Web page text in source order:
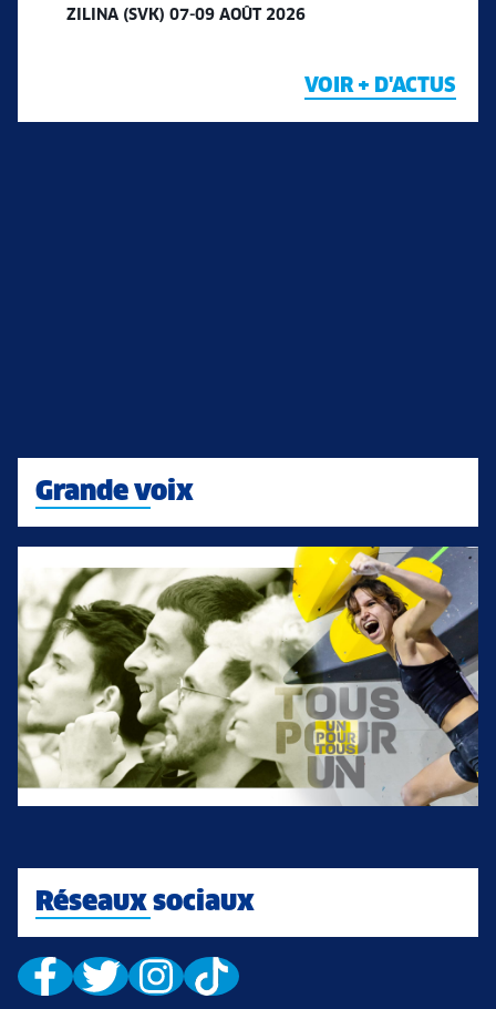
ZILINA (SVK) 07-09 AOÛT 2026
VOIR + D'ACTUS
Grande voix
Réseaux sociaux